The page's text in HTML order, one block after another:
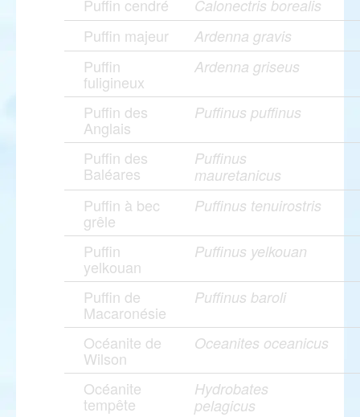
Puffin cendré Calonectris borealis
Puffin majeur Ardenna gravis
Puffin
fuligineux
Ardenna griseus
Puffin des
Anglais
Puffinus puffinus
Puffin des
Baléares
Puffinus
mauretanicus
Puffin à bec
grêle
Puffinus tenuirostris
Puffin
yelkouan
Puffinus yelkouan
Puffin de
Macaronésie
Puffinus baroli
Océanite de
Wilson
Oceanites oceanicus
Océanite
tempête
Hydrobates
pelagicus